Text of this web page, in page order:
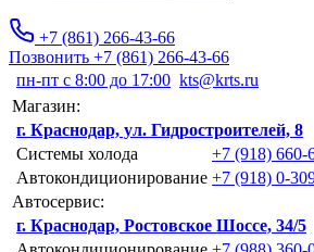
+7 (861) 266-43-66
Позвонить +7 (861) 266-43-66
пн-пт с 8:00 до 17:00 kts@krts.ru
Магазин:
г. Краснодар, ул. Гидростроителей, 8
Системы холода
+7 (918) 660-
Автокондиционирование +7 (918) 0-
Автосервис:
г. Краснодар, Ростовское Шоссе, 34/5